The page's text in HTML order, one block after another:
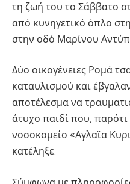
τη ζωή του το Σάββατο
από κυνηγετικό όπλο
στην οδό Μαρίνου
Δύο οικογένειες Ρομά
καταυλισμού και
αποτέλεσμα να
άτυχο παιδί που,
νοσοκομείο «Αγλαϊα
κατέληξε.